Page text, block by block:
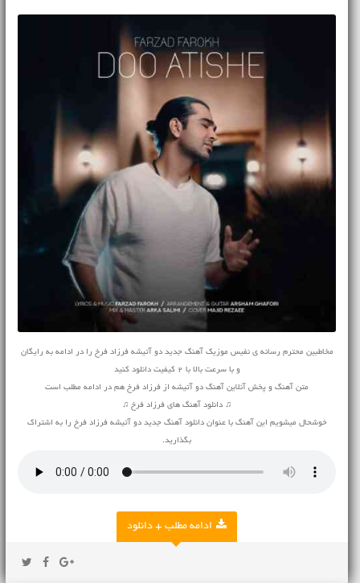
مخاطبین محترم رسانه ی نفیس موزیک آهنگ جدید دو آتیشه فرزاد فرخ را در ادامه به رایگان
و با سرعت بالا با 2 کیفیت دانلود کنید
متن آهنگ و پخش آنلاین آهنگ دو آتیشه از فرزاد فرخ هم در ادامه مطلب است
♫ دانلود آهنگ های فرزاد فرخ ♫
خوشحال میشویم این آهنگ با عنوان دانلود آهنگ جدید دو آتیشه فرزاد فرخ را به اشتراک
بگذارید.
ادامه مطلب + دانلود